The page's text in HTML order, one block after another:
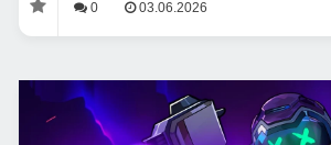
0 03.06.2026